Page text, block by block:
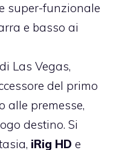
super-funzionale
e basso ai
Las Vegas,
del primo
alle premesse,
destino. Si
iRig HD e